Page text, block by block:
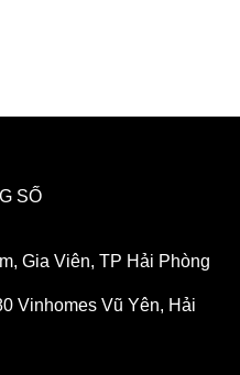
SỐ
Gia Viên, TP Hải Phòng
Vinhomes Vũ Yên, Hải